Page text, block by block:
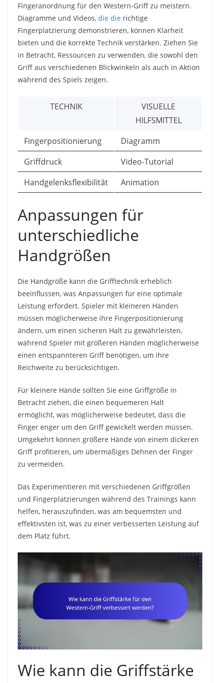
Fingeranordnung für den Western-Griff zu meistern.
Diagramme und Videos, die die richtige
Fingerplatzierung demonstrieren, können Klarheit
bieten und die korrekte Technik verstärken. Ziehen Sie
in Betracht, Ressourcen zu verwenden, die sowohl den
Griff aus verschiedenen Blickwinkeln als auch in Aktion
während des Spiels zeigen.
TECHNIK
VISUELLE
HILFSMITTEL
Fingerpositionierung
Diagramm
Griffdruck
Video-Tutorial
Handgelenksflexibilität
Animation
Anpassungen für
unterschiedliche
Handgrößen
Die Handgröße kann die Grifftechnik erheblich
beeinflussen, was Anpassungen für eine optimale
Leistung erfordert. Spieler mit kleineren Händen
müssen möglicherweise ihre Fingerpositionierung
ändern, um einen sicheren Halt zu gewährleisten,
während Spieler mit größeren Händen möglicherweise
einen entspannteren Griff benötigen, um ihre
Reichweite zu berücksichtigen.
Für kleinere Hände sollten Sie eine Griffgröße in
Betracht ziehen, die einen bequemeren Halt
ermöglicht, was möglicherweise bedeutet, dass die
Finger enger um den Griff gewickelt werden müssen.
Umgekehrt können größere Hände von einem dickeren
Griff profitieren, um übermäßiges Dehnen der Finger
zu vermeiden.
Das Experimentieren mit verschiedenen Griffgrößen
und Fingerplatzierungen während des Trainings kann
helfen, herauszufinden, was am bequemsten und
effektivsten ist, was zu einer verbesserten Leistung auf
dem Platz führt.
Wie kann die Griffstärke